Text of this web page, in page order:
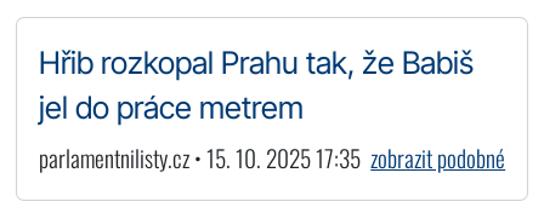
Hřib rozkopal Prahu tak, že Babiš
jel do práce metrem
parlamentnilisty.cz • 15. 10. 2025 17:35 zobrazit podobné